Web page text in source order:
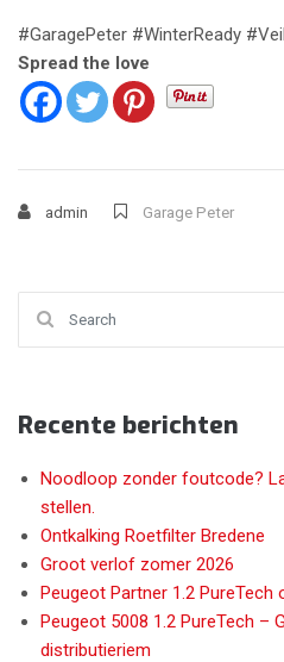
#GaragePeter #WinterReady
Spread the love
admin Garage Peter
Recente berichten
Noodloop zonder foutcode?
stellen.
Ontkalking Roetfilter Bredene
Groot verlof zomer 2026
Peugeot Partner 1.2 PureTech
Peugeot 5008 1.2 PureTech –
distributieriem